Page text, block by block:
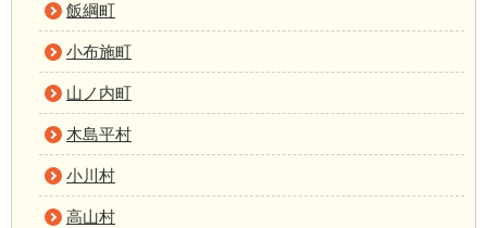
飯綱町
小布施町
山ノ内町
木島平村
小川村
高山村